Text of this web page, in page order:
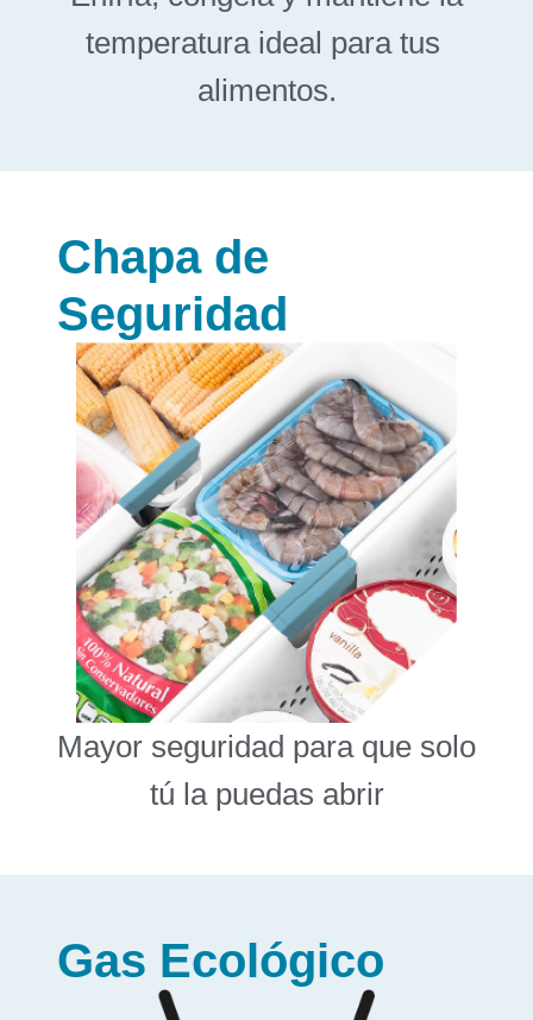
temperatura ideal para tus
alimentos.
Gas Ecológico
Chapa de
Seguridad
Mayor seguridad para que solo
tú la puedas abrir